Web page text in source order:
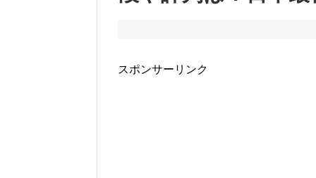
スポンサーリンク